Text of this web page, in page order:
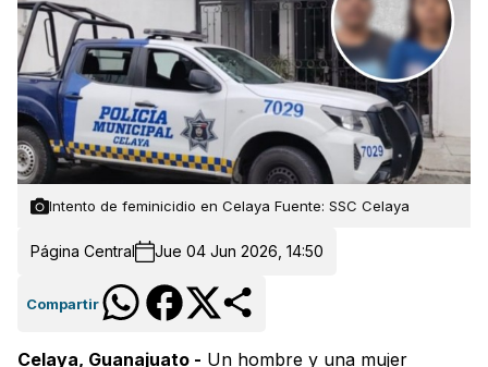
Intento de feminicidio en Celaya Fuente: SSC Celaya
Página Central Jue 04 Jun 2026, 14:50
Compartir
Celaya, Guanajuato - Un hombre y una mujer